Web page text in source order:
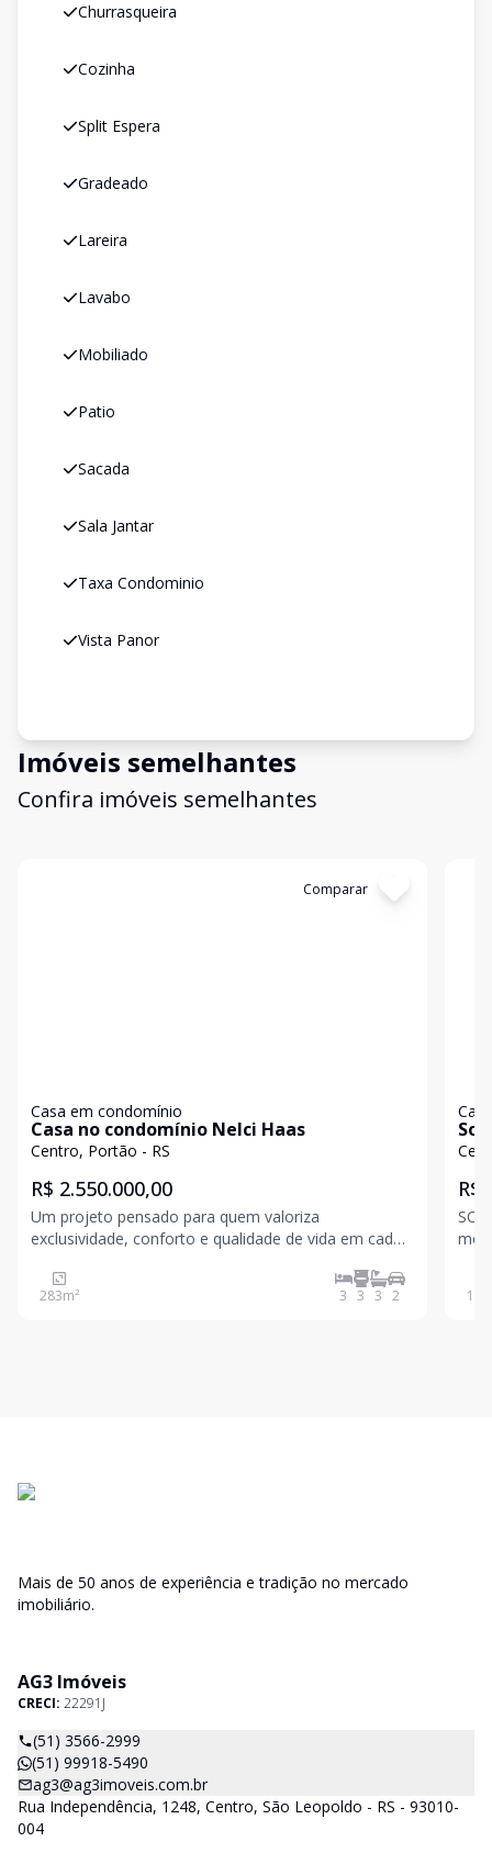
Churrasqueira
Cozinha
Split Espera
Gradeado
Lareira
Lavabo
Mobiliado
Patio
Sacada
Sala Jantar
Taxa Condominio
Vista Panor
Imóveis semelhantes
Confira imóveis semelhantes
Comparar
Casa em condomínio
Casa no condomínio Nelci Haas
Centro, Portão - RS
R$ 2.550.000,00
Um projeto pensado para quem valoriza
exclusividade, conforto e qualidade de vida em cada
unem elegância e funcionalidade: garagem, hall de
entrada, amplas salas de estar e jantar, cozinha,
283m² 3 3 3 2
R$
190
Mais de 50 anos de experiência e tradição no mercado
imobiliário.
AG3 Imóveis
CRECI: 22291J
(51) 3566-2999
(51) 99918-5490
ag3@ag3imoveis.com.br
Rua Independência, 1248, Centro, São Leopoldo - RS - 93010-
004